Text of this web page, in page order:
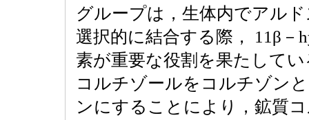
グループは，生体内でアル
選択的に結合する際， 11β－
素が重要な役割を果たして
コルチゾールをコルチゾン
ンにすることにより，鉱質